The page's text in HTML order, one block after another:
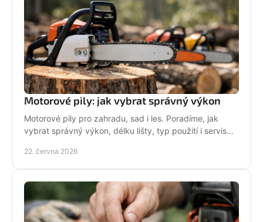
Motorové pily: jak vybrat správný výkon
Motorové pily pro zahradu, sad i les. Poradíme, jak
vybrat správný výkon, délku lišty, typ použití i servis
22. června 2026